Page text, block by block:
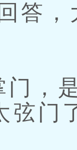
，
，
弦门